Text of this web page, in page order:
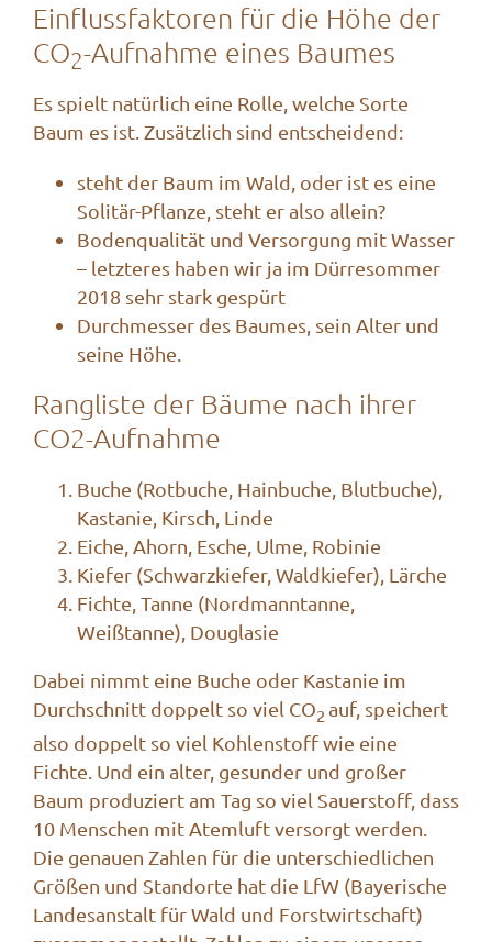
Einflussfaktoren für die Höhe der
CO2-Aufnahme eines Baumes
Es spielt natürlich eine Rolle, welche Sorte
Baum es ist. Zusätzlich sind entscheidend:
steht der Baum im Wald, oder ist es eine
Solitär-Pflanze, steht er also allein?
Bodenqualität und Versorgung mit Wasser
– letzteres haben wir ja im Dürresommer
2018 sehr stark gespürt
Durchmesser des Baumes, sein Alter und
seine Höhe.
Rangliste der Bäume nach ihrer
CO2-Aufnahme
Buche (Rotbuche, Hainbuche, Blutbuche),
Kastanie, Kirsch, Linde
Eiche, Ahorn, Esche, Ulme, Robinie
Kiefer (Schwarzkiefer, Waldkiefer), Lärche
Fichte, Tanne (Nordmanntanne,
Weißtanne), Douglasie
Dabei nimmt eine Buche oder Kastanie im
Durchschnitt doppelt so viel CO2 auf, speichert
also doppelt so viel Kohlenstoff wie eine
Fichte. Und ein alter, gesunder und großer
Baum produziert am Tag so viel Sauerstoff, dass
10 Menschen mit Atemluftversorgtwerden.
Die genauen Zahlen für die unterschiedlichen
Größen und Standorte hat die LfW (Bayerische
Landesanstalt für Wald und Forstwirtschaft)